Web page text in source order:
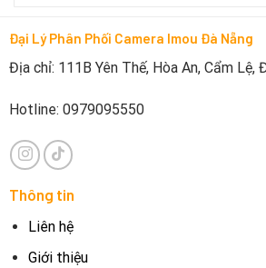
Đại Lý Phân Phối Camera Imou Đà Nẵng
Địa chỉ: 111B Yên Thế, Hòa An, Cẩm Lệ,
Hotline: 0979095550
Thông tin
Liên hệ
Giới thiệu